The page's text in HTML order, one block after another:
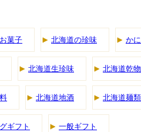
菓子 北海道の珍味 かに
北海道生珍味 北海道乾物
北海道地酒 北海道麺類
ギフト 一般ギフト